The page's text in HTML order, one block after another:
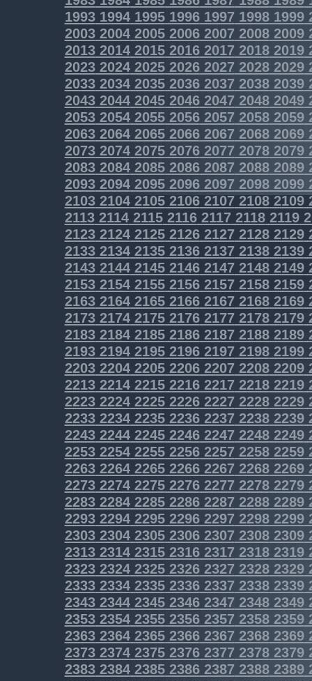
19931994199519961997 19981999
20032004200520062007 20082009
20132014201520162017 20182019
2023202420252026202720282029
20332034203520362037 20382039
20432044204520462047 20482049
20532054205520562057 20582059
20632064206520662067 20682069
20732074207520762077 20782079
20832084208520862087 20882089
20932094209520962097 20982099
2103210421052106210721082109
2113211421152116211721182119
2123212421252126212721282129
2133213421352136213721382139
2143214421452146214721482149
2153215421552156215721582159
2163216421652166216721682169
2173217421752176217721782179
2183218421852186218721882189
2193219421952196219721982199
2203220422052206220722082209
2213221422152216221722182219
2223222422252226222722282229
2233223422352236223722382239
2243224422452246224722482249
2253225422552256225722582259
22632264226522662267 22682269
2273227422752276227722782279
22832284228522862287 22882289
22932294229522962297 22982299
23032304230523062307 23082309
2313231423152316231723182319
23232324232523262327 23282329
23332334233523362337 23382339
23432344234523462347 23482349
23532354235523562357 23582359
23632364236523662367 23682369
23732374237523762377 23782379
23832384238523862387 23882389